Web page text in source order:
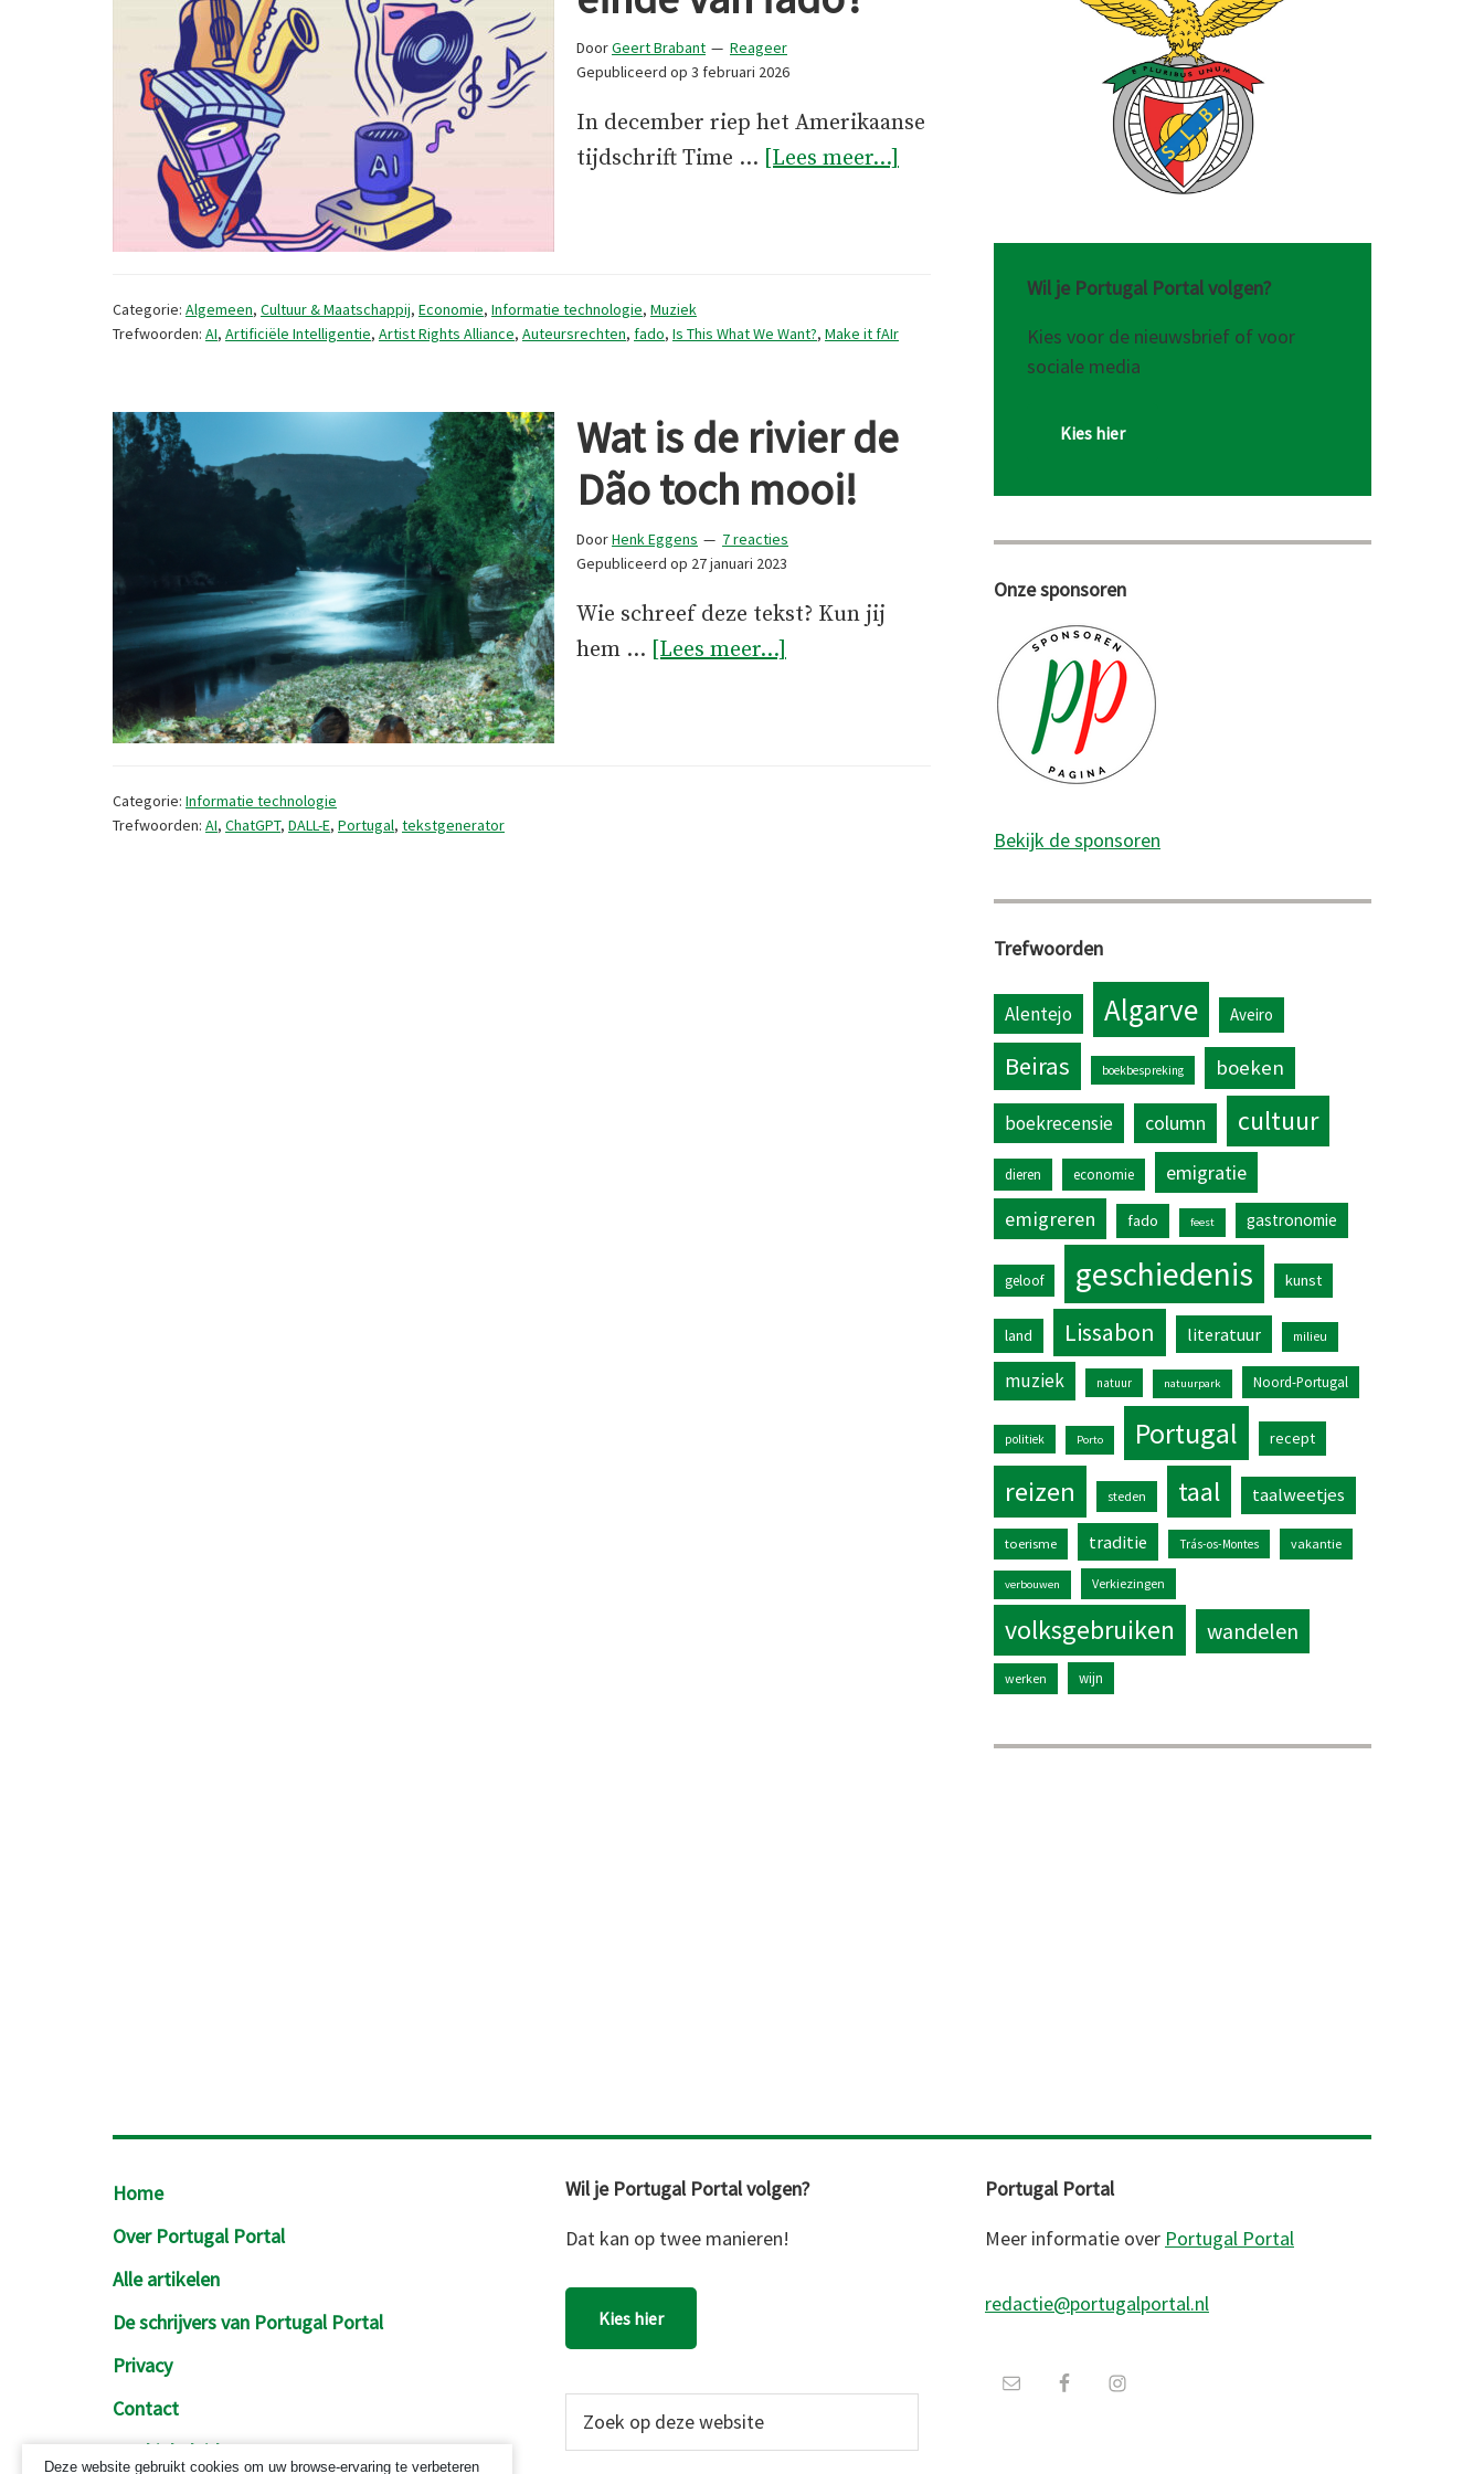
DoorGeert Brabant
Reageer
Gepubliceerd op 3 februari 2026
In december riep het Amerikaanse
tijdschrift Time … [Lees meer...]
fado?
Categorie: Algemeen, Cultuur & Maatschappij, Economie, Informatie technologie, Muziek
Trefwoorden: AI, Artificiële Intelligentie, Artist Rights Alliance, Auteursrechten, fado, Is This What We Want?, Make it fAIr
Wat is de rivier de
Dão toch mooi!
DoorHenk Eggens
7 reacties
Gepubliceerd op 27 januari 2023
Wie schreef deze tekst? Kun jij
hem … [Lees meer...]
Categorie: Informatie technologie
Trefwoorden: AI, ChatGPT, DALL-E, Portugal, tekstgenerator
Wil je Portugal Portal volgen?
Kies voor de nieuwsbrief of voor
sociale media
Kies hier
Onze sponsoren
Bekijk de sponsoren
Trefwoorden
Alentejo Algarve Aveiro
Beiras boekbespreking boeken
boekrecensie column cultuur
dieren economie
emigratie
emigreren
fado feest gastronomie
geloof geschiedenis kunst
land Lissabon literatuur milieu
muziek natuur natuurpark Noord-Portugal
politiek Porto Portugal recept
reizen steden taal taalweetjes
toerisme traditie Trás-os-Montes vakantie
verbouwen Verkiezingen
volksgebruiken wandelen
werken wijn
Footer
Home
Over Portugal Portal
Alle artikelen
De schrijvers van Portugal Portal
Privacy
Contact
Cookiebeleid
Wil je Portugal Portal volgen?
Dat kan op twee manieren!
Kies hier
Portugal Portal
Meer informatie over Portugal Portal
redactie@portugalportal.nl
Deze website gebruikt cookies om uw browse-ervaring te verbeteren